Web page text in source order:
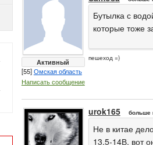
Активный
[55]Омская область
Написать сообщение
Бутылка с
которые тоже
пешеход =)
urok165 больше
Не в китае
13,5-14В, вот